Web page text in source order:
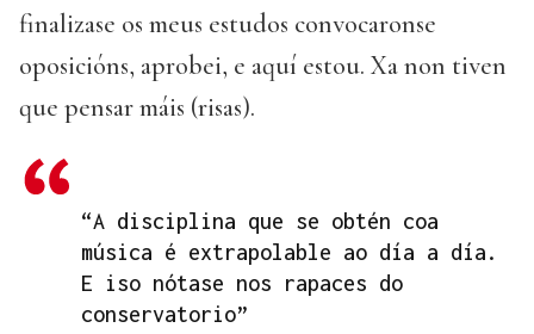
finalizase os meus estudos convocaronse
oposicións, aprobei, e aquí estou. Xa non tiven
que pensar máis (risas).
“A disciplina que se obtén coa
música é extrapolable ao día a día.
E iso nótase nos rapaces do
conservatorio”